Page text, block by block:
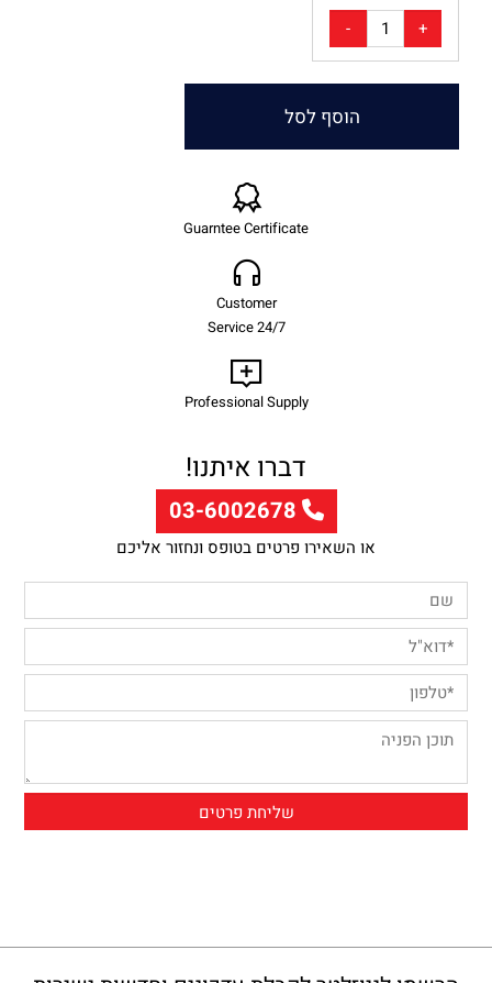
הוסף לסל
Guarntee Certificate
Customer
Service 24/7
Professional Supply
דברו איתנו!
03-6002678
או השאירו פרטים בטופס ונחזור אליכם